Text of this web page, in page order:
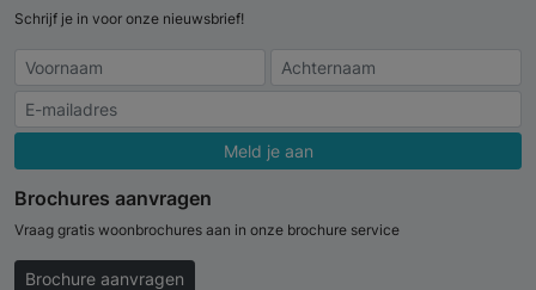
Schrijf je in voor onze nieuwsbrief!
Meld je aan
Brochures aanvragen
Vraag gratis woonbrochures aan in onze brochure service
Brochure aanvragen